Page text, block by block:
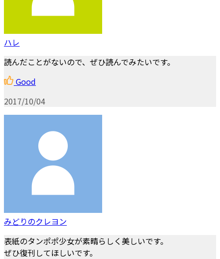
ハレ
読んだことがないので、ぜひ読んでみたいです。
Good
2017/10/04
みどりのクレヨン
表紙のタンポポ少女が素晴らしく美しいです。
ぜひ復刊してほしいです。